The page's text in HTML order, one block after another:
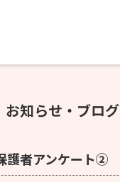
お知らせ・ブログ
者アンケート②